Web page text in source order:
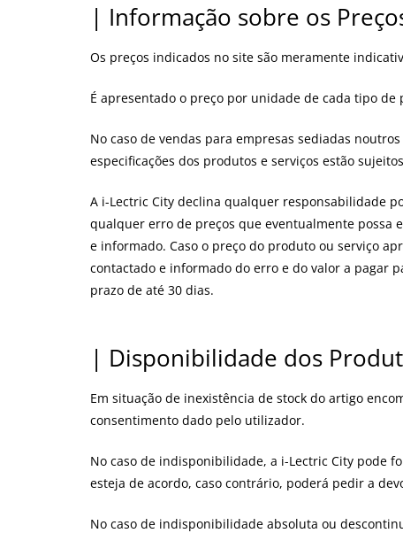
| Informação sobre os
Os preços indicados no site são meramente
É apresentado o preço por unidade de cada tipo
No caso de vendas para empresas sediadas
especificações dos produtos e serviços estão
A i-Lectric City declina qualquer responsabilidade
qualquer erro de preços que eventualmente possa
e informado. Caso o preço do produto ou serviço
contactado e informado do erro e do valor a pagar
prazo de até 30 dias.
| Disponibilidade dos
Em situação de inexistência de stock do artigo
consentimento dado pelo utilizador.
No caso de indisponibilidade, a i-Lectric City pode
esteja de acordo, caso contrário, poderá pedir a
No caso de indisponibilidade absoluta ou